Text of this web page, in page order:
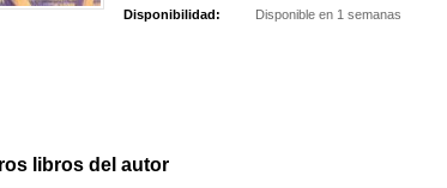
Disponibilidad:
Disponible en 1 semanas
libros del autor